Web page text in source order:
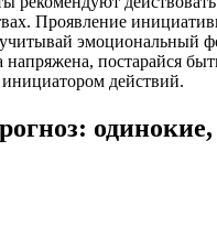
Проявление
эмоциональный
постарайся
действий.